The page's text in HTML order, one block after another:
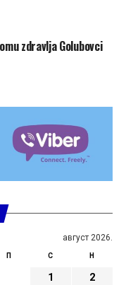
zdravlja Golubovci
август 2026.
П С Н
1
2